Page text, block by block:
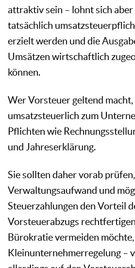
attraktiv sein – lohnt sich aber
tatsächlich
erzielt werden und die
Umsätzen wirtschaftlich
können.
Wer Vorsteuer geltend
umsatzsteuerlich zum
Pflichten wie
und Jahreserklärung.
Sie sollten daher vorab
Verwaltungsaufwand und
Steuerzahlungen den Vorteil
Vorsteuerabzugs
Bürokratie vermeiden
Kleinunternehmerregelung –